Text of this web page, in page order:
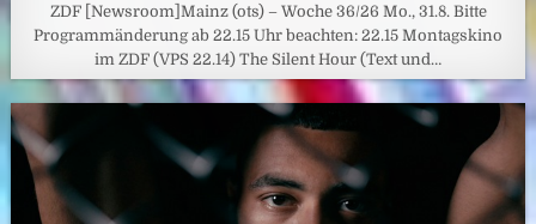
ZDF [Newsroom]Mainz (ots) – Woche 36/26 Mo., 31.8. Bitte
Programmänderung ab 22.15 Uhr beachten: 22.15 Montagskino
im ZDF (VPS 22.14) The Silent Hour (Text und…